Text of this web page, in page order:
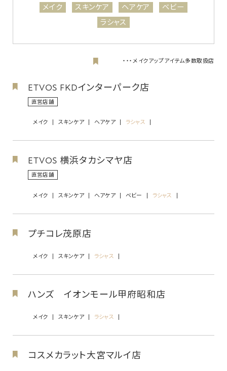
メイク スキンケア ヘアケア
ベビー
ラシャス
・・・メイクアップアイテム多数取扱店
直営店舗
ETVOS FKDインターパーク店
メイク スキンケア ヘアケア ラシャス
直営店舗
ETVOS 横浜タカシマヤ店
メイク スキンケア ヘアケア ベビー ラシャス
プチコレ茂原店
メイク スキンケア ラシャス
ハンズ イオンモール甲府昭和店
メイク スキンケア ラシャス
コスメカラット大宮マルイ店